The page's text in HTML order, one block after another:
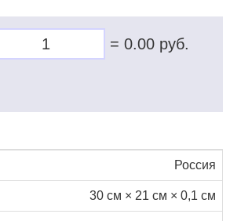
= 0.00руб.
Россия
30 см × 21 см × 0,1 см